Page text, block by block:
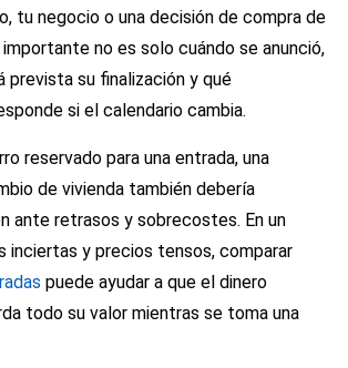
tu negocio o una decisión de compra de
no es solo cuándo se anunció,
prevista su finalización y qué
si el calendario cambia.
reservado para una entrada, una
de vivienda también debería
ante retrasos y sobrecostes. En un
inciertas y precios tensos, comparar
puede ayudar a que el dinero
todo su valor mientras se toma una